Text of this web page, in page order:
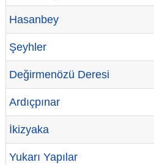
Hasanbey
Şeyhler
Değirmenözü Deresi
Ardıçpınar
İkizyaka
Yukarı Yapılar